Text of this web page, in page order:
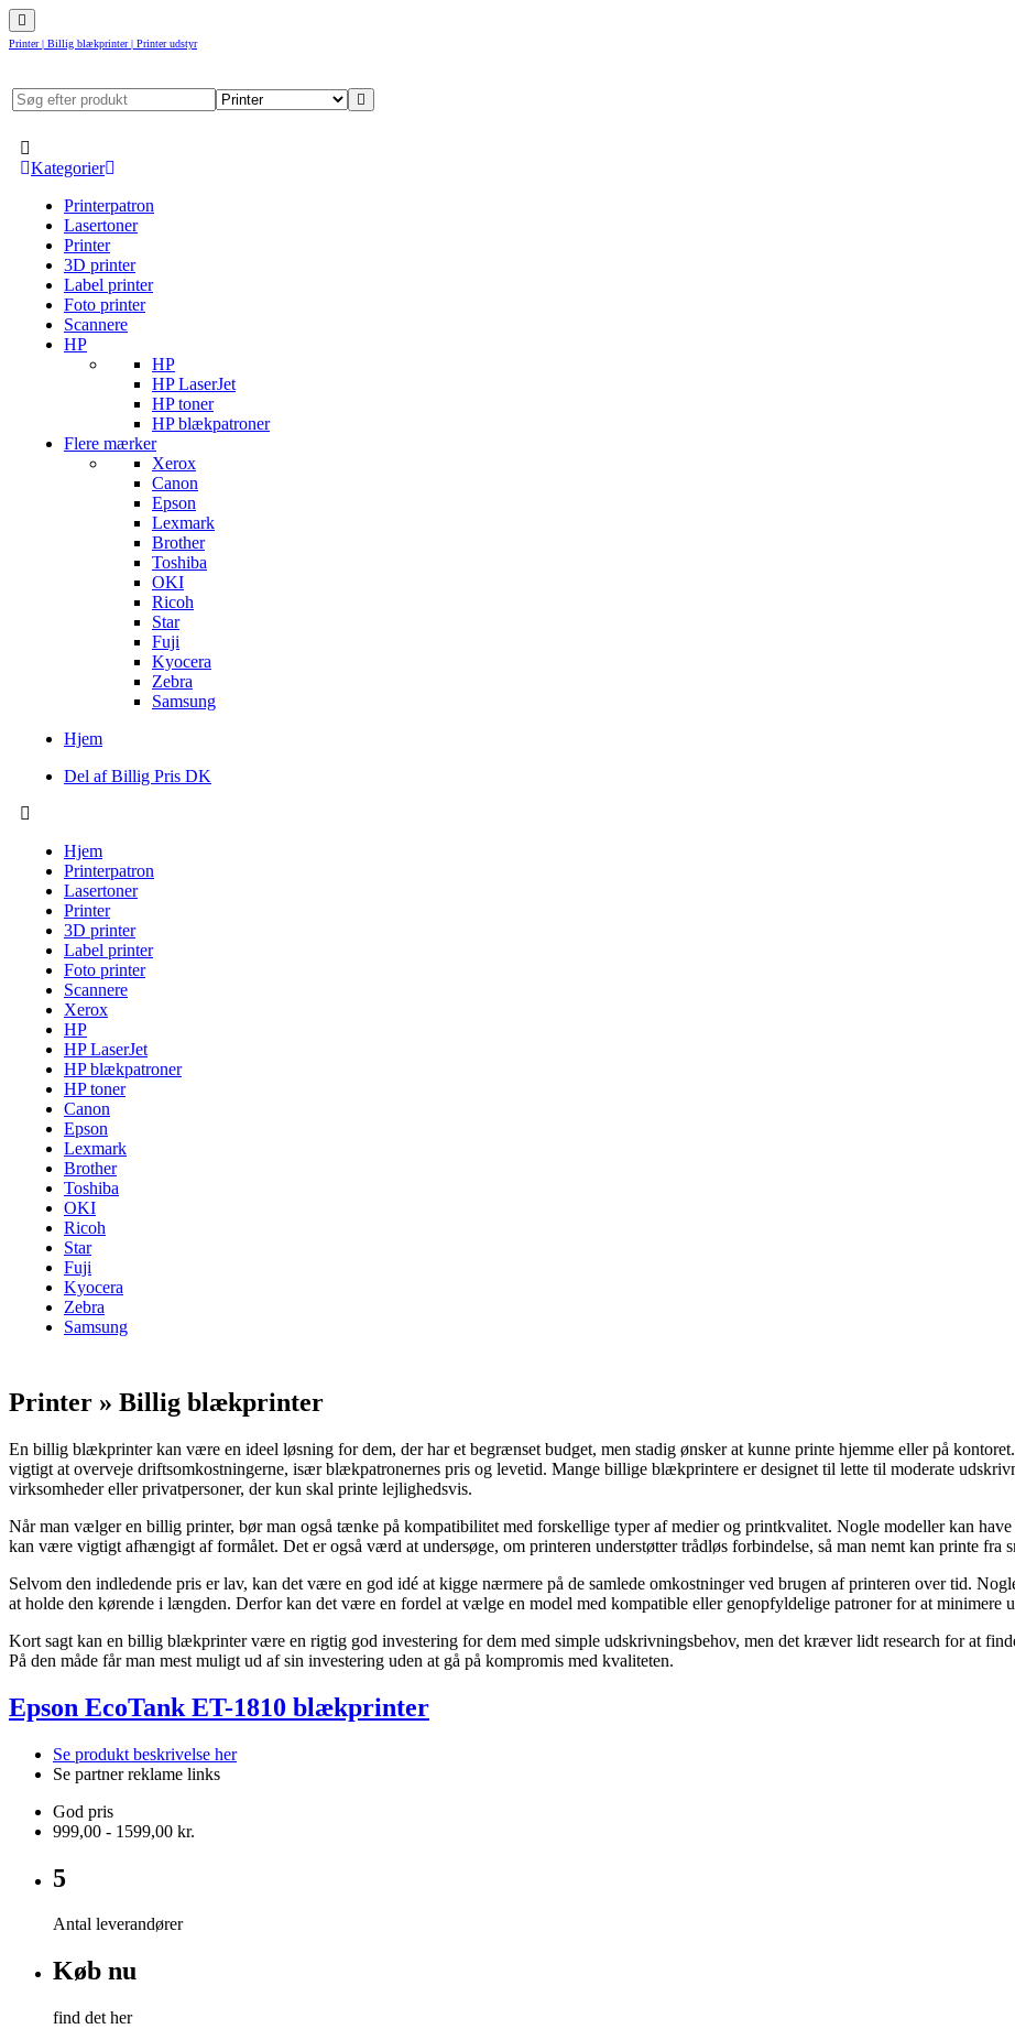
Printer | Billig blækprinter | Printer udstyr
Kategorier
Printerpatron
Lasertoner
Printer
3D printer
Label printer
Foto printer
Scannere
HP
HP
HP LaserJet
HP toner
HP blækpatroner
Flere mærker
Xerox
Canon
Epson
Lexmark
Brother
Toshiba
OKI
Ricoh
Star
Fuji
Kyocera
Zebra
Samsung
Hjem
Del af Billig Pris DK
Hjem
Printerpatron
Lasertoner
Printer
3D printer
Label printer
Foto printer
Scannere
Xerox
HP
HP LaserJet
HP blækpatroner
HP toner
Canon
Epson
Lexmark
Brother
Toshiba
OKI
Ricoh
Star
Fuji
Kyocera
Zebra
Samsung
Printer » Billig blækprinter
En billig blækprinter kan være en ideel løsning for dem, der har et begrænset budget, men stadig ønsker at kunne printe hjemme eller på
vigtigt at overveje driftsomkostningerne, især blækpatronernes pris og levetid. Mange billige blækprintere er designet til lette til moderate
virksomheder eller privatpersoner, der kun skal printe lejlighedsvis.
Når man vælger en billig printer, bør man også tænke på kompatibilitet med forskellige typer af medier og printkvalitet. Nogle modeller kan
kan være vigtigt afhængigt af formålet. Det er også værd at undersøge, om printeren understøtter trådløs forbindelse, så man nemt kan printe fra
Selvom den indledende pris er lav, kan det være en god idé at kigge nærmere på de samlede omkostninger ved brugen af printeren over tid.
at holde den kørende i længden. Derfor kan det være en fordel at vælge en model med kompatible eller genopfyldelige patroner for at minimere
Kort sagt kan en billig blækprinter være en rigtig god investering for dem med simple udskrivningsbehov, men det kræver lidt research for at
På den måde får man mest muligt ud af sin investering uden at gå på kompromis med kvaliteten.
Epson EcoTank ET-1810 blækprinter
Se produkt beskrivelse her
Se partner reklame links
God pris
999,00 - 1599,00 kr.
5
Antal leverandører
Køb nu
find det her